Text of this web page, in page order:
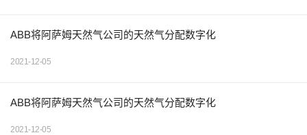
ABB将阿萨姆天然气公司的天然气分配数字化
2021-12-05
ABB将阿萨姆天然气公司的天然气分配数字化
2021-12-05